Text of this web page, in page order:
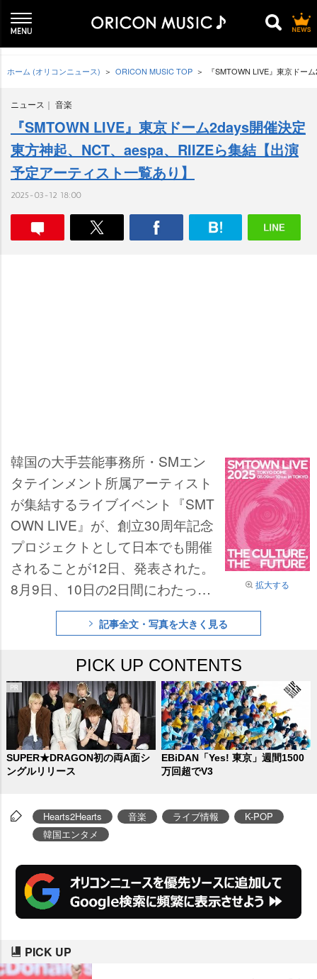
ホーム (オリコンニュース) ORICON MUSIC TOP 『SMTOWN LIVE』東京ドー
ニュース 音楽
『SMTOWN LIVE』東京ドーム2days開催決定
東方神起、NCT、aespa、RIIZEら集結【出演
予定アーティスト一覧あり】
2025-03-12 18:00
拡大する
韓国の大手芸能事務所・SMエン
タテインメント所属アーティスト
が集結するライブイベント『SMT
OWN LIVE』が、創立30周年記念
プロジェクトとして日本でも開催
されることが12日、発表された。
8月9日、10日の2日間にわたっ
て、東京ドームで『SMTOWN LIV
E 2025 in TOKYO』と題して届け
記事全文・写真を大きく見る
PICK UP CONTENTS
SUPER★DRAGON初の両A面シ
ングルリリース
EBiDAN「Yes! 東京」週間1500
万回超でV3
Hearts2Hearts 音楽 ライブ情報
K-POP
韓国エンタメ
PICK UP